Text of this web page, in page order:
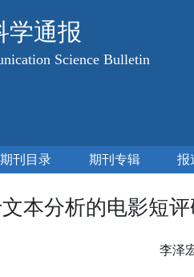
学通报
Science Bulletin
期刊目录 期刊专辑 报
本分析的电影短
李泽